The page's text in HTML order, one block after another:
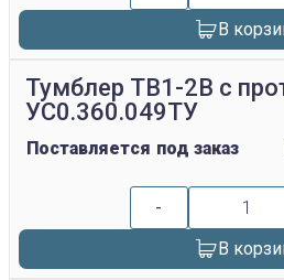
В
Тумблер ТВ1-2В с
УС0.360.049ТУ
Поставляется под заказ
-
В